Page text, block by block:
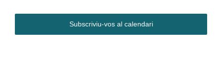
Subscriviu-vos al calendari